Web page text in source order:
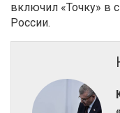
включил «Точку» в
России.